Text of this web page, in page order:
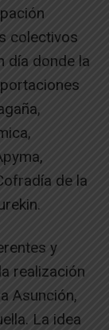
colectivos
día donde la
de la
y
realización
Asunción,
La idea